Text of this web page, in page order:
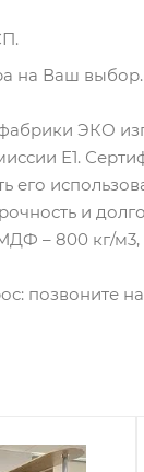
на Ваш выбор.
ЭКО
Е1.
его
и
– 800 кг/
позвоните